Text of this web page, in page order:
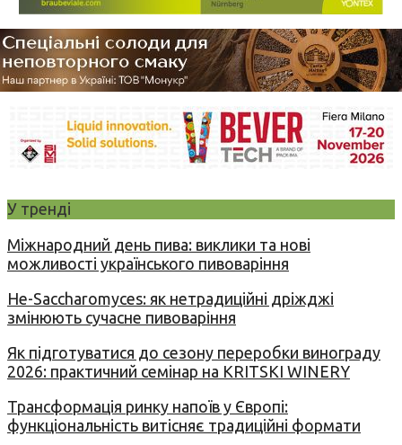
У тренді
Міжнародний день пива: виклики та нові
можливості українського пивоваріння
Не-Saccharomyces: як нетрадиційні дріжджі
змінюють сучасне пивоваріння
Як підготуватися до сезону переробки винограду
2026: практичний семінар на KRITSKI WINERY
Трансформація ринку напоїв у Європі:
функціональність витісняє традиційні формати